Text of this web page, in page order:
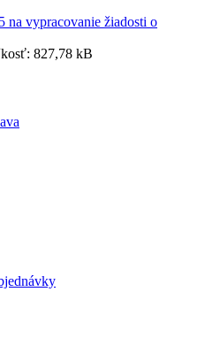
na vypracovanie žiadosti o
827,78 kB